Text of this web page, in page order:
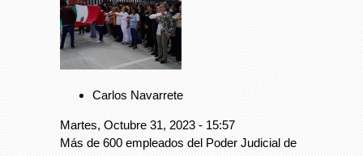
Carlos Navarrete
Martes, Octubre 31, 2023 - 15:57
Más de 600 empleados del Poder Judicial de